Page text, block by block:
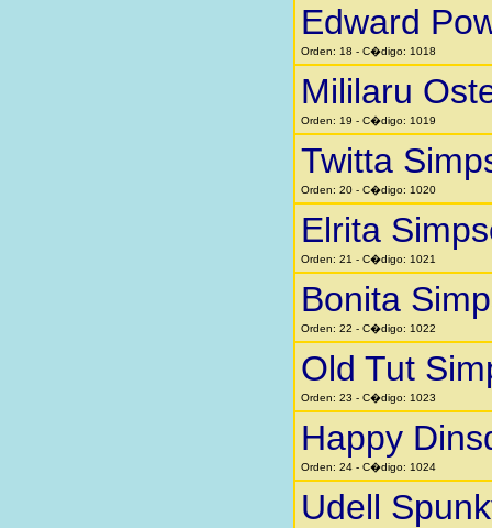
Edward
Orden: 18 - C�digo: 1018
Mililaru
Orden: 19 - C�digo: 1019
Twitta
Orden: 20 - C�digo: 1020
Elrita
Orden: 21 - C�digo: 1021
Bonita
Orden: 22 - C�digo: 1022
Old Tut
Orden: 23 - C�digo: 1023
Happy
Orden: 24 - C�digo: 1024
Udell